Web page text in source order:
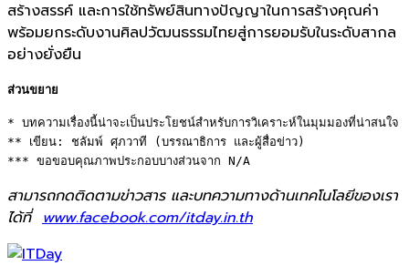
สร้างสรรค์ และการใช้ทรัพย์สินทางปัญญาในการสร้างคุณค่า
พร้อมยกระดับงานศิลปวัฒนธรรมไทยสู่การยอมรับในระดับสากล
อย่างยั่งยืน
ส่วนขยาย
* บทความเรื่องนี้น่าจะเป็นประโยชน์สำหรับการวิเคราะห์ในมุมมองที่น่าสนใจ
** เขียน: ชลัมพ์ ศุภวาที (บรรณาธิการ และผู้สื่อข่าว)
*** ขอขอบคุณภาพประกอบบางส่วนจาก N/A
สามารถกดติดตามข่าวสาร และบทความทางด้านเทคโนโลยีของเรา
ได้ที่ www.facebook.com/itday.in.th